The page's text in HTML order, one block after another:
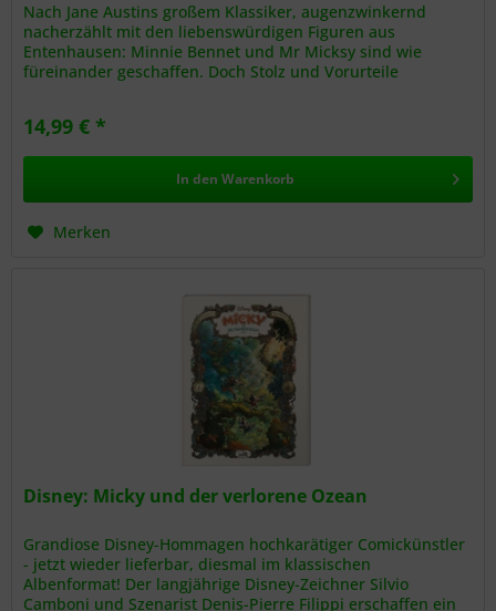
Nach Jane Austins großem Klassiker, augenzwinkernd
nacherzählt mit den liebenswürdigen Figuren aus
Entenhausen: Minnie Bennet und Mr Micksy sind wie
füreinander geschaffen. Doch Stolz und Vorurteile
14,99 € *
In den Warenkorb
Merken
Disney: Micky und der verlorene Ozean
Grandiose Disney-Hommagen hochkarätiger Comickünstler
- jetzt wieder lieferbar, diesmal im klassischen
Albenformat! Der langjährige Disney-Zeichner Silvio
Camboni und Szenarist Denis-Pierre Filippi erschaffen ein